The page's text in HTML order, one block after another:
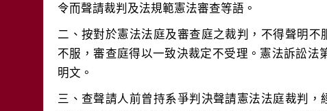
二、按對於憲法法庭及審查庭之裁判，不得聲明不
不服，審查庭得以一致決裁定不受理。憲法訴訟法
三、查聲請人前曾持系爭判決聲請憲法法庭裁判，